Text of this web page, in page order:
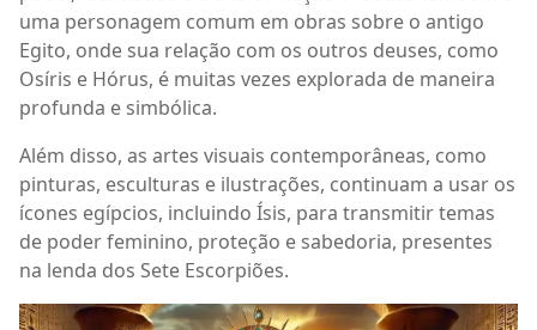
uma personagem comum em obras sobre o antigo
Egito, onde sua relação com os outros deuses, como
Osíris e Hórus, é muitas vezes explorada de maneira
profunda e simbólica.
Além disso, as artes visuais contemporâneas, como
pinturas, esculturas e ilustrações, continuam a usar os
ícones egípcios, incluindo Ísis, para transmitir temas
de poder feminino, proteção e sabedoria, presentes
na lenda dos Sete Escorpiões.